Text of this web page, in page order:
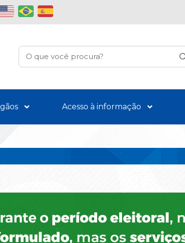
Acesso à informação